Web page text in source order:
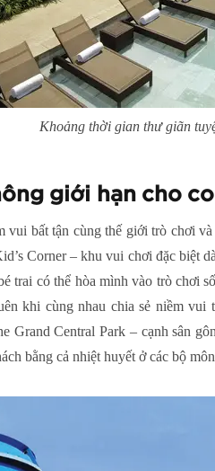
Khoảng thời gian thư giãn
giới hạn cho
vui bất tận cùng thế giới trò chơi
Corner – khu vui chơi đặc biệt
trai có thể hòa mình vào trò chơi
khi cùng nhau chia sẻ niềm
Grand Central Park – cạnh sân
bằng cả nhiệt huyết ở các bộ